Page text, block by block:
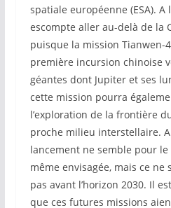
spatiale européenne (ESA). A
escompte aller au-delà de la
puisque la mission Tianwen-
première incursion chinoise
géantes dont Jupiter et ses
cette mission pourra
l’exploration de la frontière
proche milieu interstellaire.
lancement ne semble pour
même envisagée, mais ce
pas avant l’horizon 2030. Il
que ces futures missions